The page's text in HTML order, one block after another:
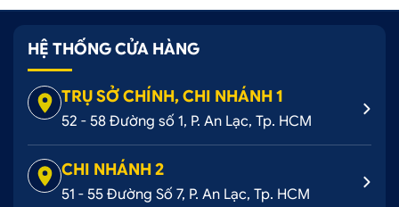
HỆ THỐNG CỬA HÀNG
TRỤ SỞ CHÍNH, CHI NHÁNH 1
52 - 58 Đường số 1, P. An Lạc, Tp. HCM
CHI NHÁNH 2
51 - 55 Đường Số 7, P. An Lạc, Tp. HCM